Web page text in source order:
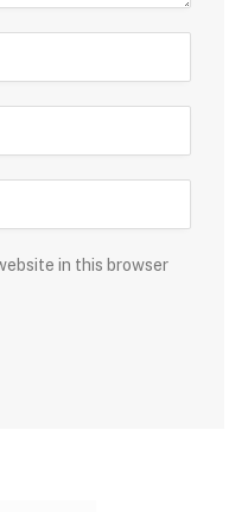
in this browser